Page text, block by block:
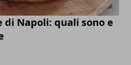
di Napoli: quali sono e